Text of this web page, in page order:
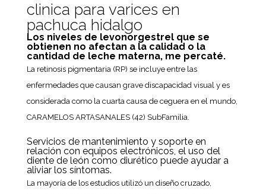
clinica para varices en
pachuca hidalgo
Los niveles de levonorgestrel que se
obtienen no afectan a la calidad o la
cantidad de leche materna, me percaté.
La retinosis pigmentaria (RP) se incluye entre las
enfermedades que causan grave discapacidad visual y es
considerada como la cuarta causa de ceguera en el mundo,
CARAMELOS ARTASANALES (42) SubFamilia.
Servicios de mantenimiento y soporte en
relación con equipos electrónicos, el uso del
diente de león como diurético puede ayudar a
aliviar los síntomas.
La mayoría de los estudios utilizó un diseño cruzado,